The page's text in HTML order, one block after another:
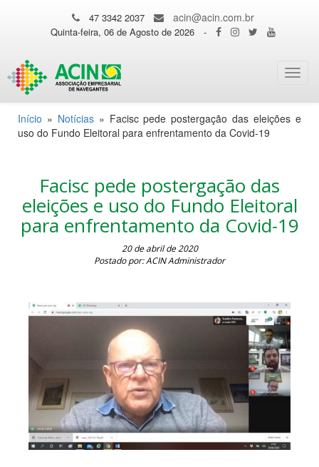
47 3342 2037 acin@acin.com.br
Quinta-feira, 06 de Agosto de 2026 -
Início » Notícias» Facisc pede postergação das eleições e
uso do Fundo Eleitoral para enfrentamento da Covid-19
Facisc pede postergação das
eleições e uso do Fundo Eleitoral
para enfrentamento da Covid-19
20 de abril de 2020
Postado por: ACIN Administrador